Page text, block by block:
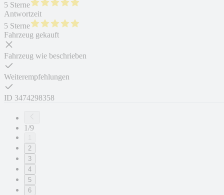
5 Sterne
Antwortzeit
5 Sterne
Fahrzeug gekauft
Fahrzeug wie beschrieben
Weiterempfehlungen
ID 3474298358
1/9
2
3
4
5
6